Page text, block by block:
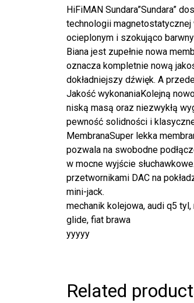
HiFiMAN Sundara”Sundara”
technologii magnetostatycznej
ocieplonym i szokująco
Biana jest zupełnie nowa
oznacza kompletnie nową
dokładniejszy dźwięk. A
Jakość wykonaniaKolejną
niską masą oraz niezwykłą
pewność solidności i
MembranaSuper lekka
pozwala na swobodne
w mocne wyjście
przetwornikami DAC na
mini-jack.
mechanik kolejowa, audi q5
glide, fiat brawa
yyyyy
Related